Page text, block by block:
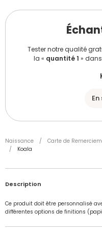
Tester notre qualité
la « quantité 1 »
Naissance / Carte de
/
Koala
Description
Ce produit doit être personnalisé
différentes options de finitions